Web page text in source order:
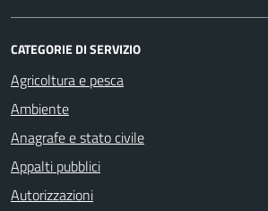
CATEGORIE DI SERVIZIO
Agricoltura e pesca
Ambiente
Anagrafe e stato civile
Appalti pubblici
Autorizzazioni